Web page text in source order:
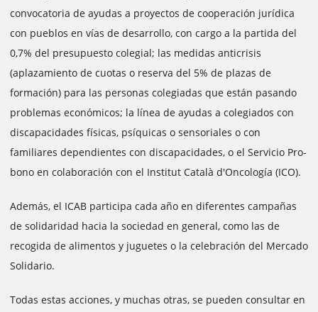
convocatoria de ayudas a proyectos de cooperación jurídica
con pueblos en vías de desarrollo, con cargo a la partida del
0,7% del presupuesto colegial; las medidas anticrisis
(aplazamiento de cuotas o reserva del 5% de plazas de
formación) para las personas colegiadas que están pasando
problemas económicos; la línea de ayudas a colegiados con
discapacidades físicas, psíquicas o sensoriales o con
familiares dependientes con discapacidades, o el Servicio Pro-
bono en colaboración con el Institut Català d'Oncología (ICO).
Además, el ICAB participa cada año en diferentes campañas
de solidaridad hacia la sociedad en general, como las de
recogida de alimentos y juguetes o la celebración del Mercado
Solidario.
Todas estas acciones, y muchas otras, se pueden consultar en